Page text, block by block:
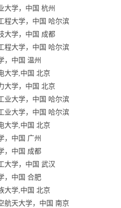
学，中国 杭州
大学，中国 哈尔滨
学，中国 成都
大学，中国 哈尔滨
中国 温州
学,中国 北京
学，中国 北京
大学，中国 哈尔滨
大学，中国 哈尔滨
学,中国 北京
，中国 广州
中国 成都
学，中国 武汉
中国 合肥
学,中国 北京
天大学，中国 南京